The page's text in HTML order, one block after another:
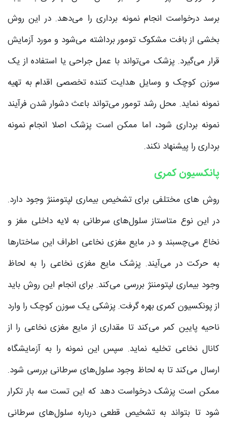
برسد درخواست انجام نمونه برداری را می‌‌دهد. در این روش
بخشی از بافت مشکوک تومور برداشته می‌شود و مورد آزمایش
قرار می‌گیرد. پزشک می‌تواند با عمل جراحی یا استفاده از یک
سوزن کوچک و وسایل هدایت کننده تخصصی اقدام به تهیه
نمونه نماید. محل رشد تومور می‌تواند باعث دشوار شدن فرآیند
نمونه برداری شود، اما ممکن است پزشک اصلا انجام نمونه‌
برداری را پیشنهاد نکند.
پانکسیون کمری
روش های مختلفی برای تشخیص بیماری لپتومننژ وجود دارد.
در این نوع متاستاز سلول‌های سرطانی به لایه داخلی مغز و
نخاع می‌چسبند و در مایع مغزی نخاعی اطراف این ساختارها
به حرکت در می‌آیند. پزشک مایع مغزی نخاعی را به لحاظ
وجود بیماری لپتومننژ بررسی می‌کند. برای انجام این روش باید
از پونکسیون کمری بهره گرفت. پزشکی یک سوزن کوچک را وارد
ناحیه پایین کمر می‌کند تا مقداری از مایع مغزی نخاعی را از
کانال نخاعی تخلیه نماید. سپس این نمونه را به آزمایشگاه
ارسال می‌کند تا به لحاظ وجود سلول‌های سرطانی بررسی شود.
ممکن است پزشک درخواست دهد که این تست سه بار تکرار
شود تا بتواند به تشخیص قطعی درباره سلول‌های سرطانی